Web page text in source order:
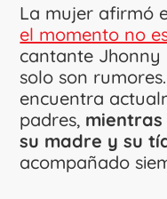
La mujer afirmó
el momento no
cantante Jhonny
solo son
encuentra
padres,
su madre y su
acompañado